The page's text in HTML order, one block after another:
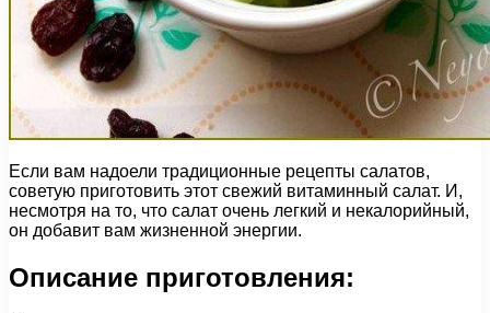
Если вам надоели традиционные рецепты салатов,
советую приготовить этот свежий витаминный салат. И,
несмотря на то, что салат очень легкий и некалорийный,
он добавит вам жизненной энергии.
Описание приготовления: